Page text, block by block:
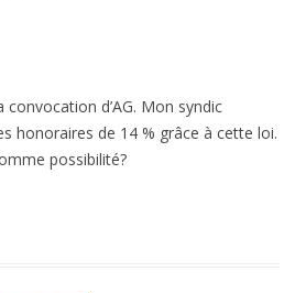
convocation d’AG. Mon syndic
honoraires de 14 % grâce à cette loi.
possibilité?